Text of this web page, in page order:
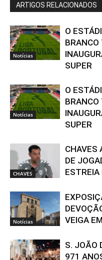
ARTIGOS RELACIONADOS
Notícias
O
BRANCO
SUPER
Notícias
O
BRANCO
SUPER
CHAVES
CHAVES
DE
ESTREIA
Notícias
VEIGA
S. JOÃO
971